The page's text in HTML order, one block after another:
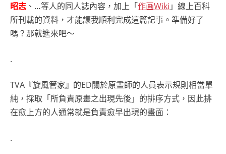
昭志 、…等人的同人誌內容，加上「作画Wiki 」線上百科
所刊載的資料，才能讓我順利完成這篇記事。準備好了
嗎？那就進來吧～
.
TVA『旋風管家』的ED關於原畫師的人員表示規則相當單
純，採取「所負責原畫之出現先後」的排序方式，因此排
在愈上方的人通常就是負責愈早出現的畫面：
.